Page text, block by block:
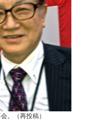
。（再投稿）